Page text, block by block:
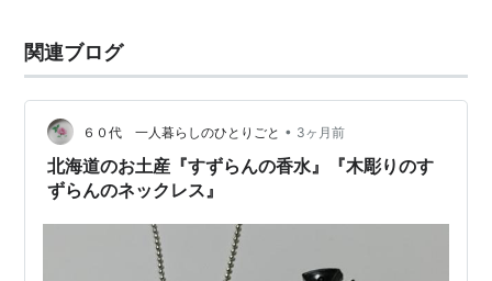
関連ブログ
６０代 一人暮らしのひとりごと • 3ヶ月前
北海道のお土産『すずらんの香水』『木彫りのす
ずらんのネックレス』